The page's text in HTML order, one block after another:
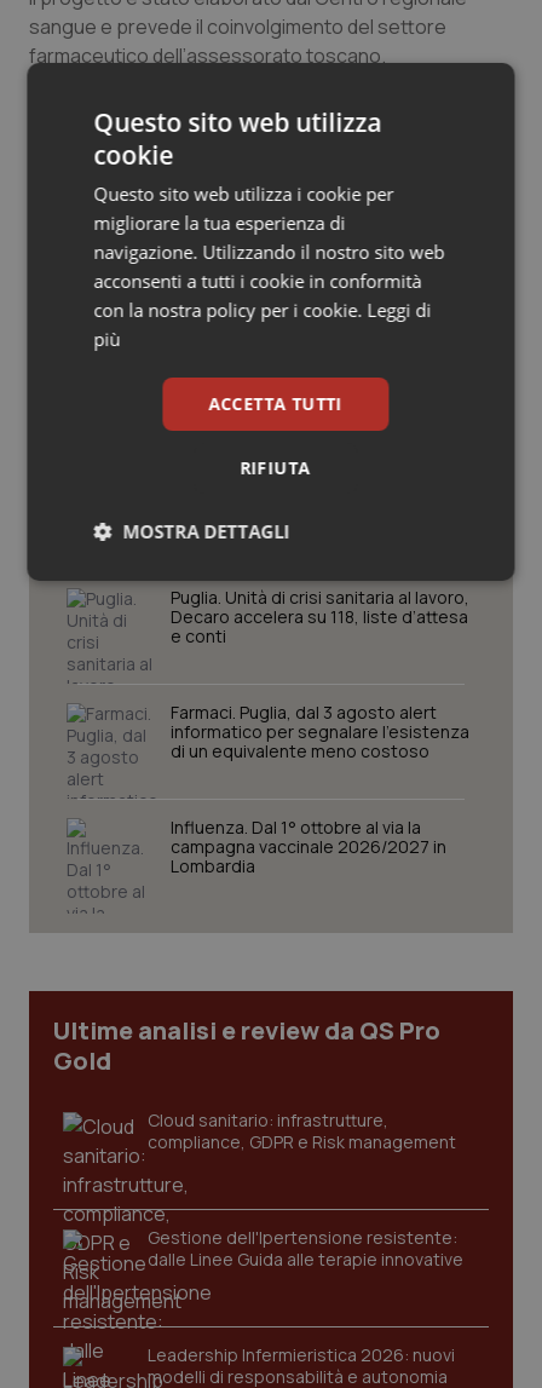
Salute orale & impianti
Tiroide
Tumore al seno
Tumore ovarico
Tumori del Polmone & Testa Collo
Tumori gastrointestinali
Ulcera & Reflusso
Vaccini
sangue e prevede il coinvolgimento del settore
farmaceutico dell’assessorato toscano.
28 Ottobre 2025
© Riproduzione riservata
Regioni e Asl
Cresce la ricerca in Emilia-Romagna:
numero più alto degli ultimi cinque
anni
Puglia. Unità di crisi sanitaria al lavoro,
Decaro accelera su 118, liste d’attesa
e conti
Farmaci. Puglia, dal 3 agosto alert
informatico per segnalare l’esistenza
di un equivalente meno costoso
Influenza. Dal 1° ottobre al via la
campagna vaccinale 2026/2027 in
Lombardia
Ultime analisi e review da QS Pro
Gold
Cloud sanitario: infrastrutture,
compliance, GDPR e Risk management
Gestione dell'Ipertensione resistente:
dalle Linee Guida alle terapie innovative
Leadership Infermieristica 2026: nuovi
modelli di responsabilità e autonomia
Questo sito web utilizza
cookie
Questo sito web utilizza i cookie per
migliorare la tua esperienza di
navigazione. Utilizzando il nostro sito web
acconsenti a tutti i cookie in conformità
con la nostra policy per i cookie. Leggi di
più
ACCETTA TUTTI
RIFIUTA
MOSTRA DETTAGLI
Necessari Statistici Marketing
Necessari Statistici Marketing
I cookie necessari contribuiscono a rendere fruibile il
sito web abilitandone funzionalità di base quali la
navigazione sulle pagine e l'accesso alle aree
protette del sito. Il sito web non è in grado di
funzionare correttamente senza questi cookie.
www.quotidianosanita.it